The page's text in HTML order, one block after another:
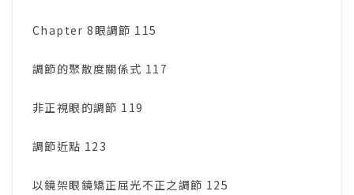
Chapter 8眼調節 115
調節的聚散度關係式 117
非正視眼的調節 119
調節近點 123
以鏡架眼鏡矯正屈光不正之調節 125